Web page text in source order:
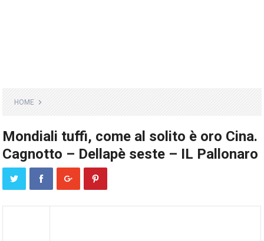
HOME
Mondiali tuffi, come al solito è oro Cina.
Cagnotto – Dellapè seste – IL Pallonaro